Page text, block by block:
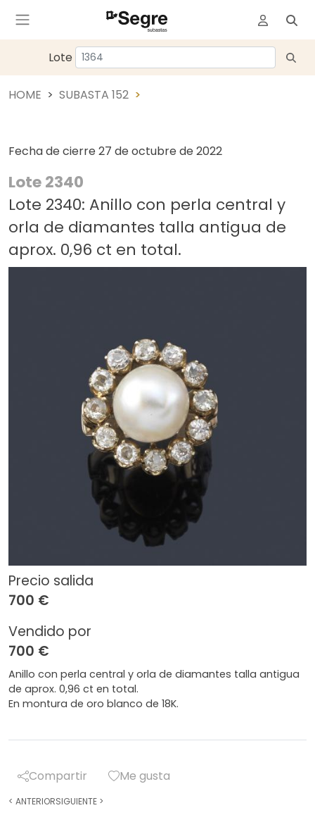
Lote
HOME SUBASTA 152
Fecha de cierre 27 de octubre de 2022
Lote 2340
Lote 2340: Anillo con perla central y
orla de diamantes talla antigua de
aprox. 0,96 ct en total.
Precio salida
700 €
Vendido por
700 €
Anillo con perla central y orla de diamantes talla antigua
de aprox. 0,96 ct en total.
En montura de oro blanco de 18K.
Compartir Me gusta
< ANTERIORSIGUIENTE >